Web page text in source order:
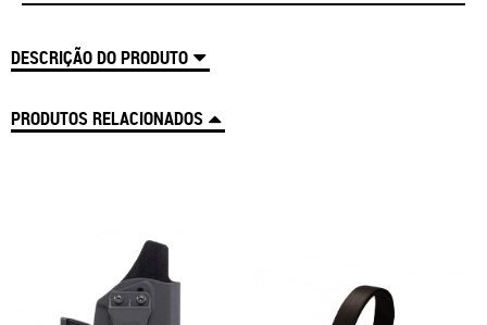
DESCRIÇÃO DO PRODUTO
PRODUTOS RELACIONADOS